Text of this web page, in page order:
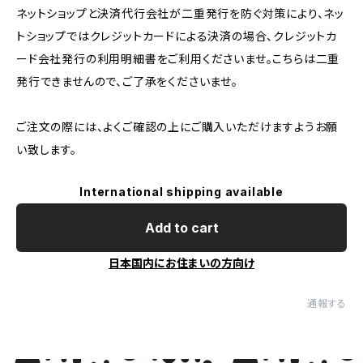
ネットショップと決済代行会社が二重発行を防ぐ対策により、ネッ
トショップではクレジットカードによる決済の場合、クレジットカ
ード会社発行の利用明細書をご利用くださいませ。こちらは二重
発行できませんので、ご了承をくださいませ。
ご注文の際には、よくご確認の上にご購入いただけますようお願
い致します。
International shipping available
Add to cart
日本国内にお住まいの方向け
通報する